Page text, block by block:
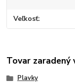
Veľkosť
Tovar zaradený
Plavky